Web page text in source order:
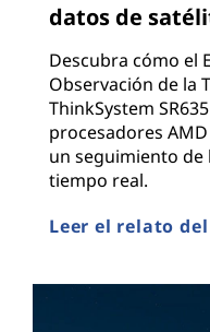
datos de
Descubra cómo el
Observación de la
ThinkSystem
procesadores
un seguimiento de
tiempo real.
Leer el relato